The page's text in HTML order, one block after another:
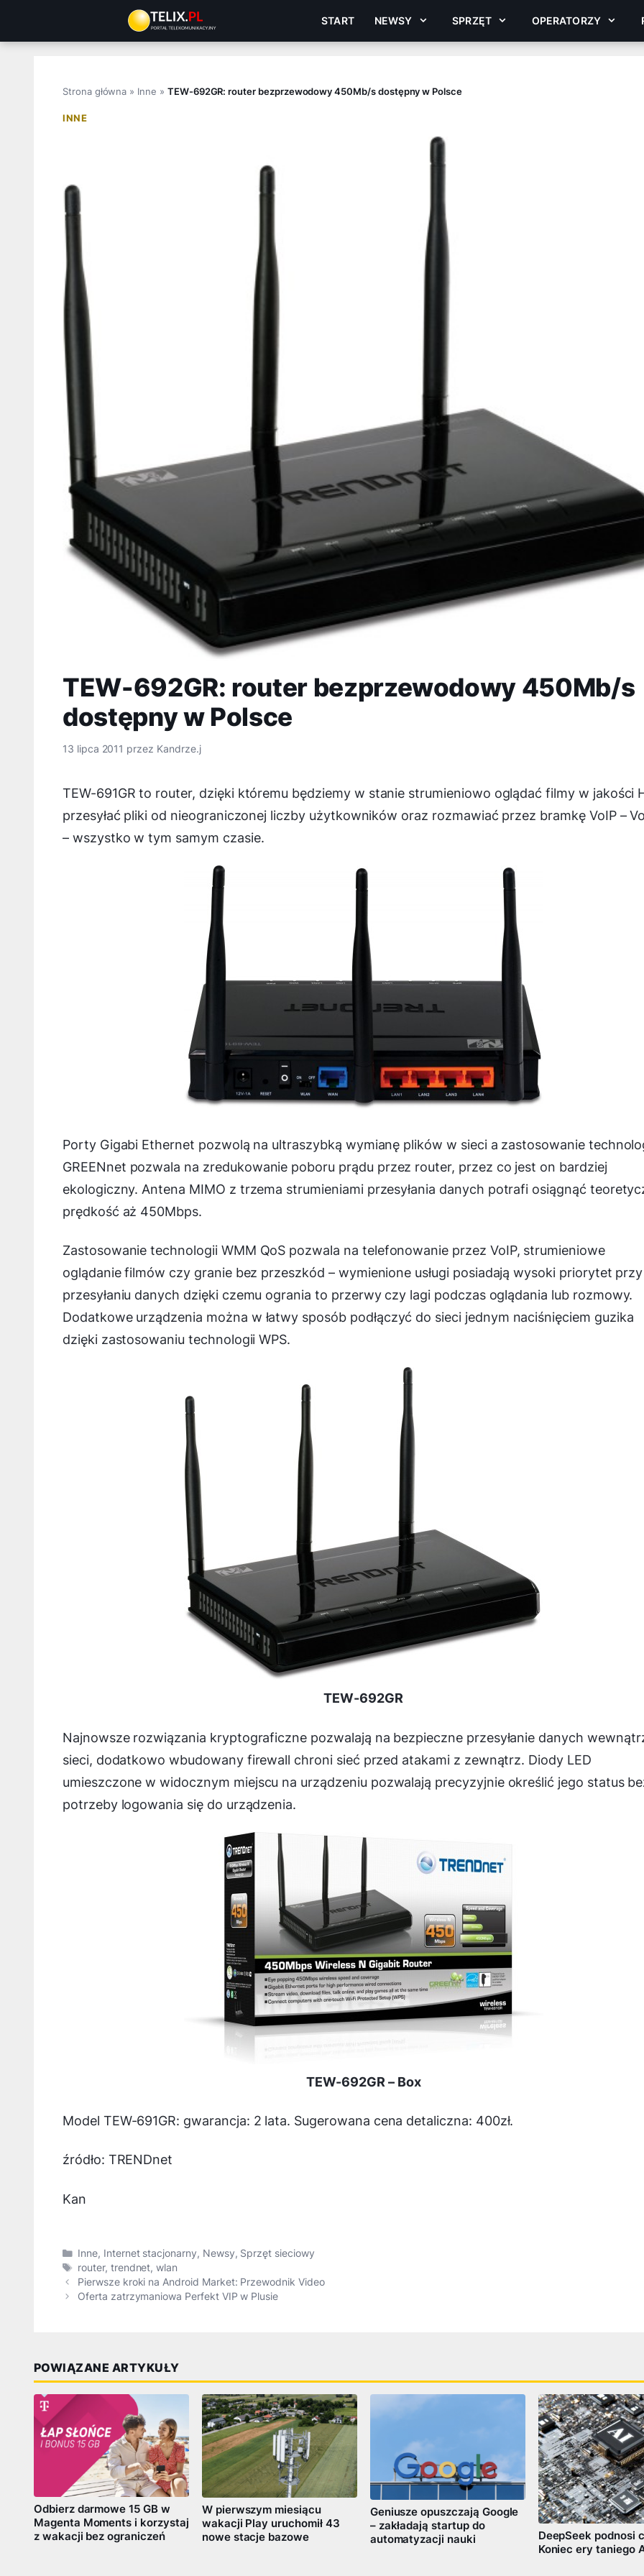
treści
START NEWSY SPRZĘT OPERATORZY
Strona główna » Inne » TEW-692GR: router bezprzewodowy 450Mb/s dostępny w Polsce
INNE
TEW-692GR: router bezprzewodowy 450Mb/s
dostępny w Polsce
13 lipca 2011 przez Kandrze.j
TEW-691GR to router, dzięki któremu będziemy w stanie strumieniowo oglądać filmy w jakości
przesyłać pliki od nieograniczonej liczby użytkowników oraz rozmawiać przez bramkę VoIP –
– wszystko w tym samym czasie.
Porty Gigabi Ethernet pozwolą na ultraszybką wymianę plików w sieci a zastosowanie
GREENnet pozwala na zredukowanie poboru prądu przez router, przez co jest on bardziej
ekologiczny. Antena MIMO z trzema strumieniami przesyłania danych potrafi osiągnąć
prędkość aż 450Mbps.
Zastosowanie technologii WMM QoS pozwala na telefonowanie przez VoIP, strumieniowe
oglądanie filmów czy granie bez przeszkód – wymienione usługi posiadają wysoki priorytet przy
przesyłaniu danych dzięki czemu ogrania to przerwy czy lagi podczas oglądania lub rozmowy.
Dodatkowe urządzenia można w łatwy sposób podłączyć do sieci jednym naciśnięciem guzika
dzięki zastosowaniu technologii WPS.
TEW-692GR
Najnowsze rozwiązania kryptograficzne pozwalają na bezpieczne przesyłanie danych
sieci, dodatkowo wbudowany firewall chroni sieć przed atakami z zewnątrz. Diody LED
umieszczone w widocznym miejscu na urządzeniu pozwalają precyzyjnie określić jego status
potrzeby logowania się do urządzenia.
TEW-692GR – Box
Model TEW-691GR: gwarancja: 2 lata. Sugerowana cena detaliczna: 400zł.
źródło: TRENDnet
Kan
Kategorie
Inne, Internet stacjonarny, Newsy, Sprzęt sieciowy
Tagi
router, trendnet,wlan
Pierwsze kroki na Android Market: Przewodnik Video
Oferta zatrzymaniowa Perfekt VIP w Plusie
POWIĄZANE ARTYKUŁY
Odbierz darmowe 15 GB w
Magenta Moments i korzystaj
z wakacji bez ograniczeń
W pierwszym miesiącu
wakacji Play uruchomił 43
nowe stacje bazowe
Geniusze opuszczają Google
– zakładają startup do
automatyzacji nauki
DeepSeek podnosi
Koniec ery taniego